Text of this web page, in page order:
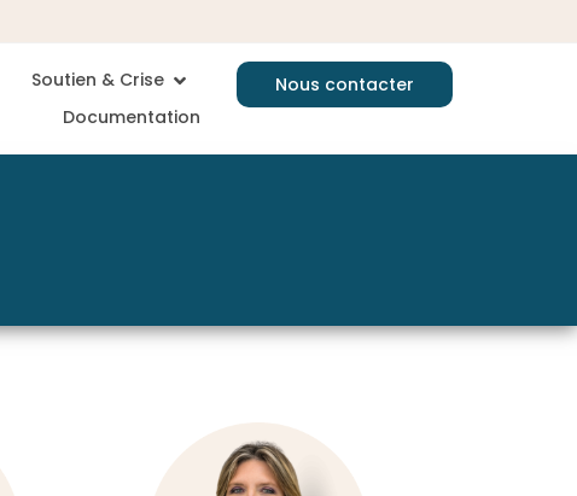
Soutien & Crise
Documentation
Nous contacter